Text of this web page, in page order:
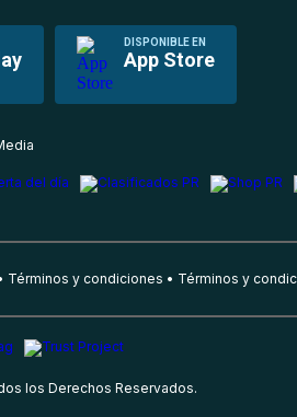
DISPONIBLE EN
App Store
Términos y condiciones Términos y
los Derechos Reservados.